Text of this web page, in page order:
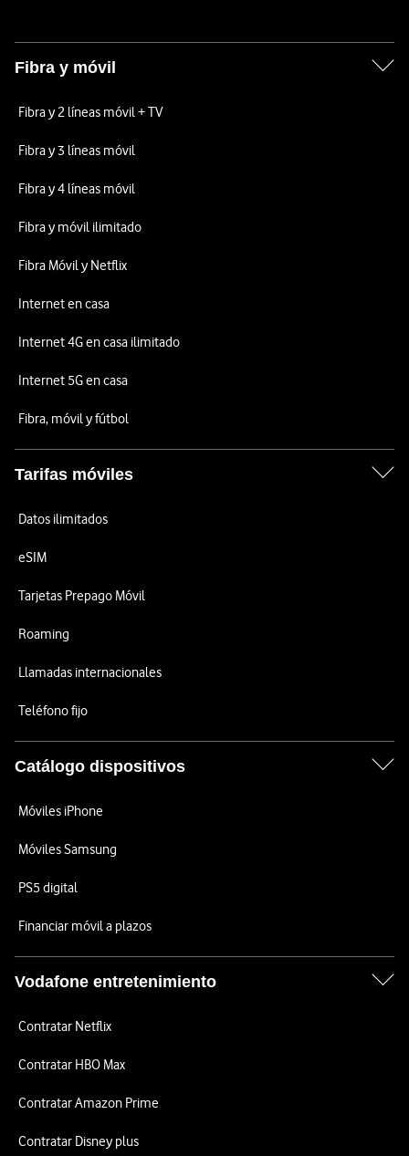
Fibra y móvil
Fibra y 2 líneas móvil + TV
Fibra y 3 líneas móvil
Fibra y 4 líneas móvil
Fibra y móvil ilimitado
Fibra Móvil y Netflix
Internet en casa
Internet 4G en casa ilimitado
Internet 5G en casa
Fibra, móvil y fútbol
Tarifas móviles
Datos ilimitados
eSIM
Tarjetas Prepago Móvil
Roaming
Llamadas internacionales
Teléfono fijo
Catálogo dispositivos
Móviles iPhone
Móviles Samsung
PS5 digital
Financiar móvil a plazos
Vodafone entretenimiento
Contratar Netflix
Contratar HBO Max
Contratar Amazon Prime
Contratar Disney plus